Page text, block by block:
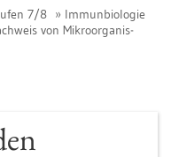
7/8
Im­mun­bio­lo­gie
von Mi­kro­or­ga­nis­